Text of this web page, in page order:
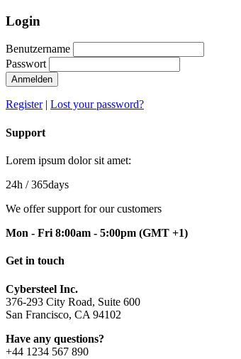
Login
Benutzername
Passwort
Anmelden
Register| Lost your password?
Support
Lorem ipsum dolor sit amet:
24h / 365days
We offer support for our customers
Mon - Fri 8:00am - 5:00pm (GMT +1)
Get in touch
Cybersteel Inc.
376-293 City Road, Suite 600
San Francisco, CA 94102
Have any questions?
+44 1234 567 890